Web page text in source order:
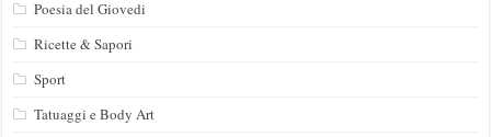
Poesia del Giovedi
Ricette & Sapori
Sport
Tatuaggi e Body Art